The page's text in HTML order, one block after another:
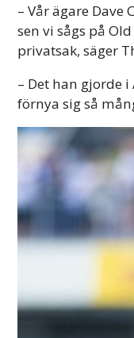
– Vår ägare
sen vi sågs på
privatsak, säger
– Det han gjorde
förnya sig så